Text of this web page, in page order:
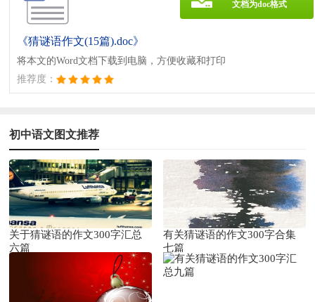
《猜谜语作文(15篇).doc》
将本文的Word文档下载到电脑，方便收藏和打印
推荐度：
文档为doc格式
初中语文图文推荐
关于猜谜语的作文300字汇总
六篇
有关猜谜语的作文300字合集
七篇